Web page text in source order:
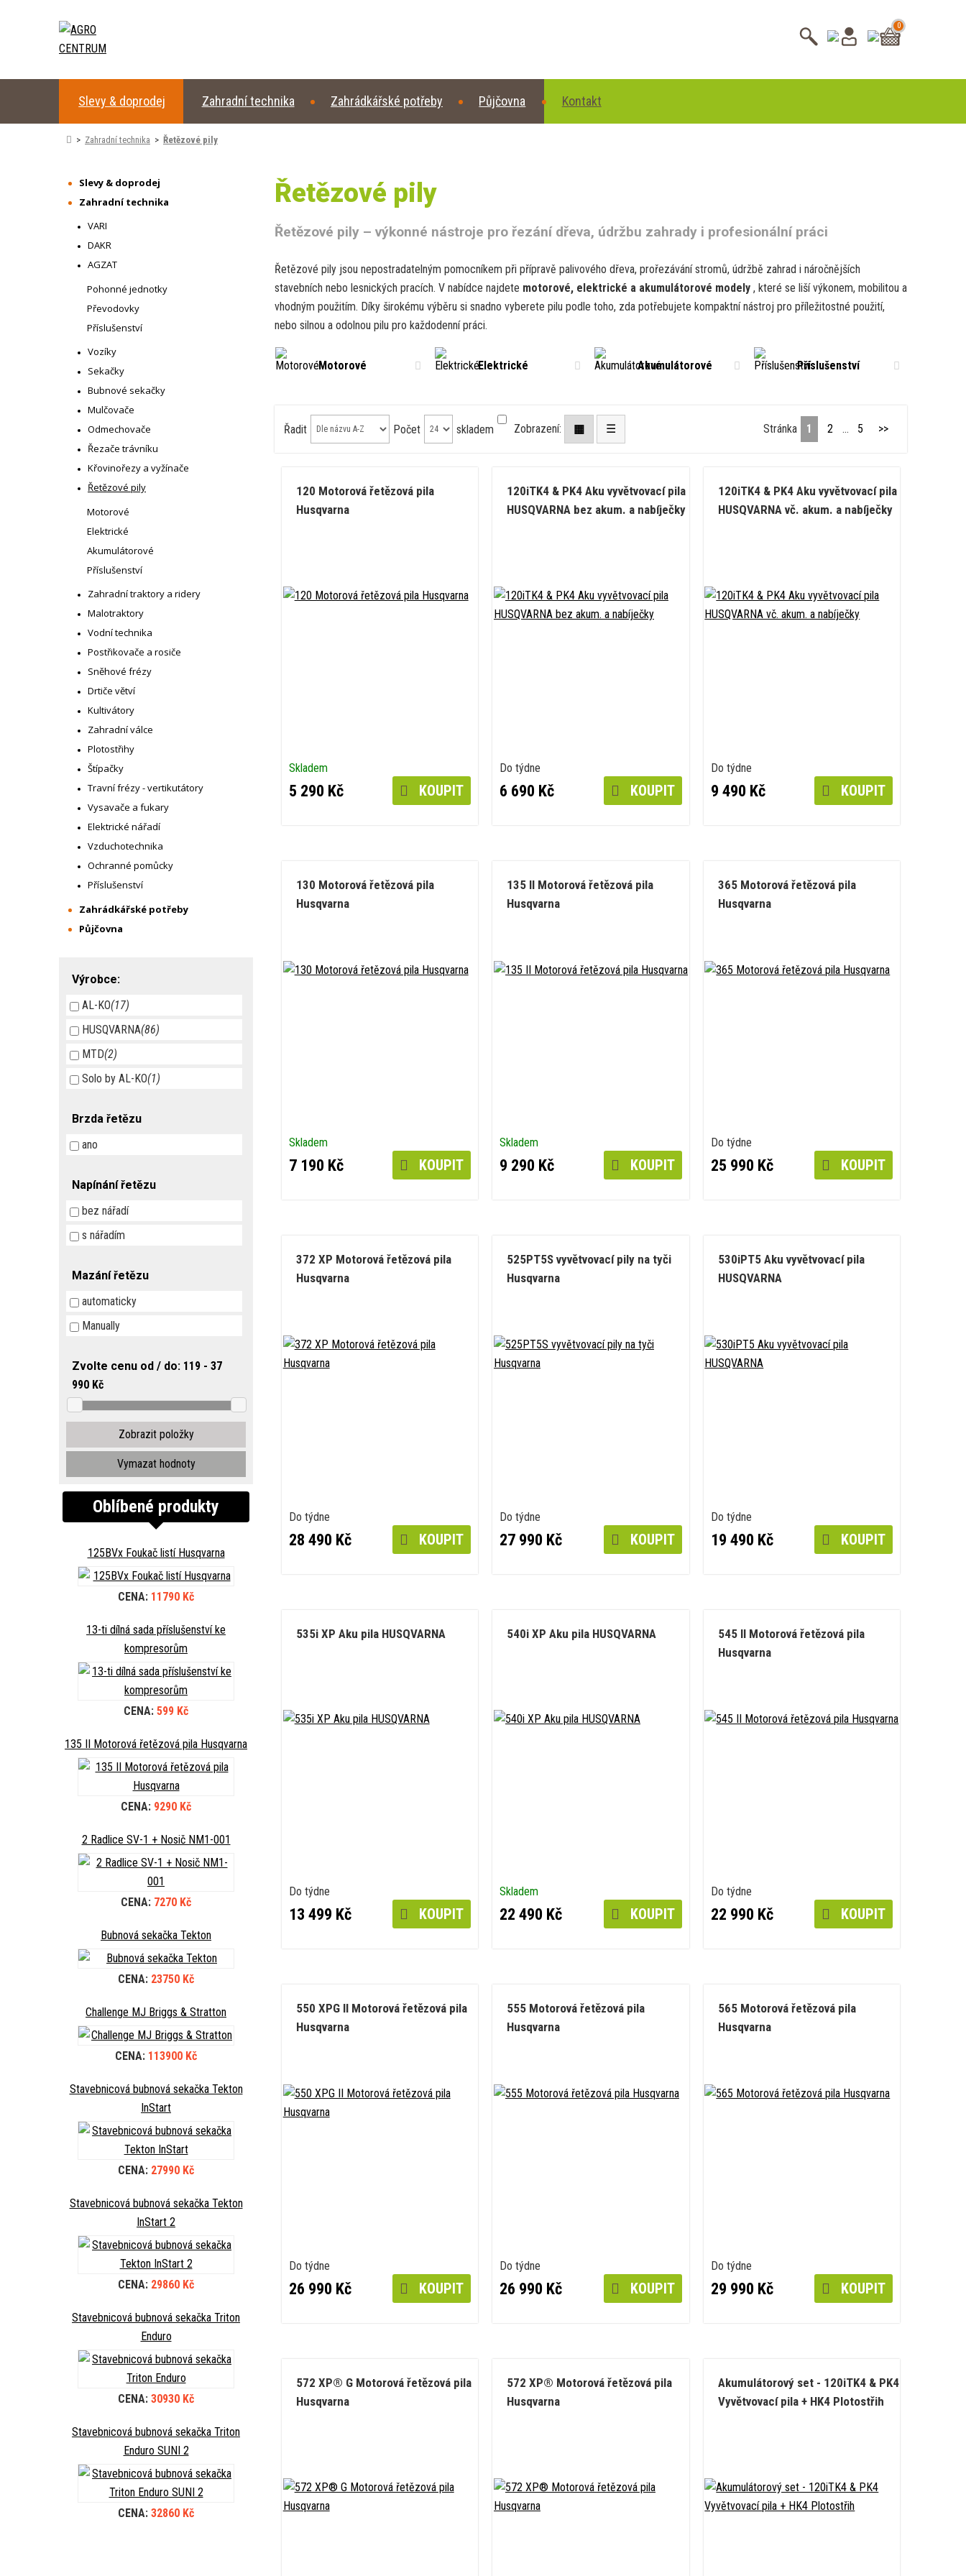
0
Slevy & doprodej Zahradní technika Zahrádkářské potřeby Půjčovna Kontakt
Zahradní technika Řetězové pily
Slevy & doprodej
Zahradní technika
VARI
DAKR
AGZAT
Pohonné jednotky
Převodovky
Příslušenství
Vozíky
Sekačky
Bubnové sekačky
Mulčovače
Odmechovače
Řezače trávníku
Křovinořezy a vyžínače
Řetězové pily
Motorové
Elektrické
Akumulátorové
Příslušenství
Zahradní traktory a ridery
Malotraktory
Vodní technika
Postřikovače a rosiče
Sněhové frézy
Drtiče větví
Kultivátory
Zahradní válce
Plotostřihy
Štípačky
Travní frézy - vertikutátory
Vysavače a fukary
Elektrické nářadí
Vzduchotechnika
Ochranné pomůcky
Příslušenství
Zahrádkářské potřeby
Půjčovna
Výrobce:
AL-KO(17)
HUSQVARNA(86)
MTD(2)
Solo by AL-KO(1)
Brzda řetězu
ano
Napínání řetězu
bez nářadí
s nářadím
Mazání řetězu
automaticky
Manually
Zvolte cenu od / do: 119 - 37
990 Kč
Vymazat hodnoty
Oblíbené produkty
125BVx Foukač listí Husqvarna
CENA: 11790 Kč
13-ti dílná sada příslušenství ke
kompresorům
CENA: 599 Kč
135 II Motorová řetězová pila Husqvarna
CENA: 9290 Kč
2 Radlice SV-1 + Nosič NM1-001
CENA: 7270 Kč
Bubnová sekačka Tekton
CENA: 23750 Kč
Challenge MJ Briggs & Stratton
CENA: 113900 Kč
Stavebnicová bubnová sekačka Tekton
InStart
CENA: 27990 Kč
Stavebnicová bubnová sekačka Tekton
InStart 2
CENA: 29860 Kč
Stavebnicová bubnová sekačka Triton
Enduro
CENA: 30930 Kč
Stavebnicová bubnová sekačka Triton
Enduro SUNI 2
CENA: 32860 Kč
Řetězové pily
Řetězové pily – výkonné nástroje pro řezání dřeva, údržbu zahrady i profesionální práci
Řetězové pily jsou nepostradatelným pomocníkem při přípravě palivového dřeva, prořezávání stromů, údržbě zahrad i náročnějších
stavebních nebo lesnických pracích. V nabídce najdete motorové, elektrické a akumulátorové modely , které se liší výkonem, mobilitou a
vhodným použitím. Díky širokému výběru si snadno vyberete pilu podle toho, zda potřebujete kompaktní nástroj pro příležitostné použití,
nebo silnou a odolnou pilu pro každodenní práci.
Motorové Elektrické Akumulátorové Příslušenství
Řadit Počet skladem Zobrazení: ▦ ☰ Stránka 1 2 ... 5 >>
120 Motorová řetězová pila
Husqvarna
Skladem
5 290 Kč KOUPIT
120iTK4 & PK4 Aku vyvětvovací pila
HUSQVARNA bez akum. a nabíječky
Do týdne
6 690 Kč KOUPIT
120iTK4 & PK4 Aku vyvětvovací pila
HUSQVARNA vč. akum. a nabíječky
Do týdne
9 490 Kč KOUPIT
130 Motorová řetězová pila
Husqvarna
Skladem
7 190 Kč KOUPIT
135 II Motorová řetězová pila
Husqvarna
Skladem
9 290 Kč KOUPIT
365 Motorová řetězová pila
Husqvarna
Do týdne
25 990 Kč KOUPIT
372 XP Motorová řetězová pila
Husqvarna
Do týdne
28 490 Kč KOUPIT
525PT5S vyvětvovací pily na tyči
Husqvarna
Do týdne
27 990 Kč KOUPIT
530iPT5 Aku vyvětvovací pila
HUSQVARNA
Do týdne
19 490 Kč KOUPIT
535i XP Aku pila HUSQVARNA
Do týdne
13 499 Kč KOUPIT
540i XP Aku pila HUSQVARNA
Skladem
22 490 Kč KOUPIT
545 II Motorová řetězová pila
Husqvarna
Do týdne
22 990 Kč KOUPIT
550 XPG II Motorová řetězová pila
Husqvarna
Do týdne
26 990 Kč KOUPIT
555 Motorová řetězová pila
Husqvarna
Do týdne
26 990 Kč KOUPIT
565 Motorová řetězová pila
Husqvarna
Do týdne
29 990 Kč KOUPIT
572 XP® G Motorová řetězová pila
Husqvarna
572 XP® Motorová řetězová pila
Husqvarna
Akumulátorový set - 120iTK4 & PK4
Vyvětvovací pila + HK4 Plotostřih